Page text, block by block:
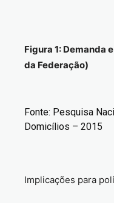
Figura 1: Demanda
da Federação)
Fonte: Pesquisa
Domicílios – 2015
Implicações para